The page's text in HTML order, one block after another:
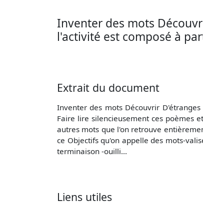
Inventer des mots
l'activité est composé à
Extrait du document
Inventer des mots Découvrir
Faire lire silencieusement ces poèmes
autres mots que l'on retrouve
ce Objectifs qu'on appelle des mots-
terminaison -ouilli...
Liens utiles